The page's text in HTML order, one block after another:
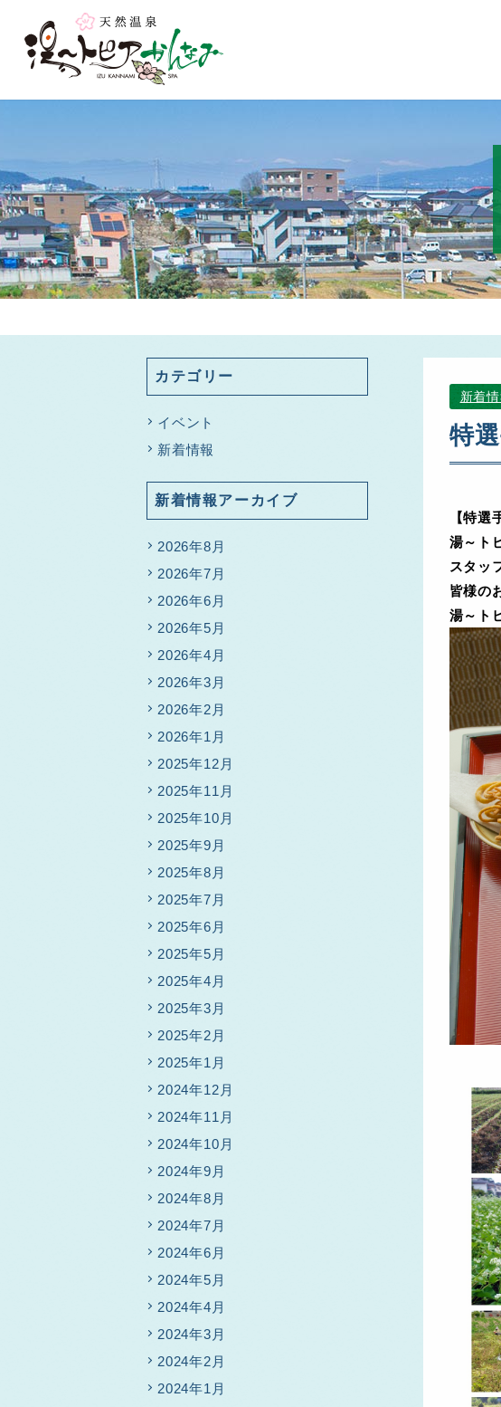
新着
特
【特選
湯～ト
スタッ
皆様の
湯～ト
カテゴリー
イベント
新着情報
新着情報アーカイブ
2026年8月
2026年7月
2026年6月
2026年5月
2026年4月
2026年3月
2026年2月
2026年1月
2025年12月
2025年11月
2025年10月
2025年9月
2025年8月
2025年7月
2025年6月
2025年5月
2025年4月
2025年3月
2025年2月
2025年1月
2024年12月
2024年11月
2024年10月
2024年9月
2024年8月
2024年7月
2024年6月
2024年5月
2024年4月
2024年3月
2024年2月
2024年1月